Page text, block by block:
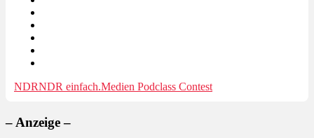
NDRNDR einfach.Medien Podclass Contest
– Anzeige –